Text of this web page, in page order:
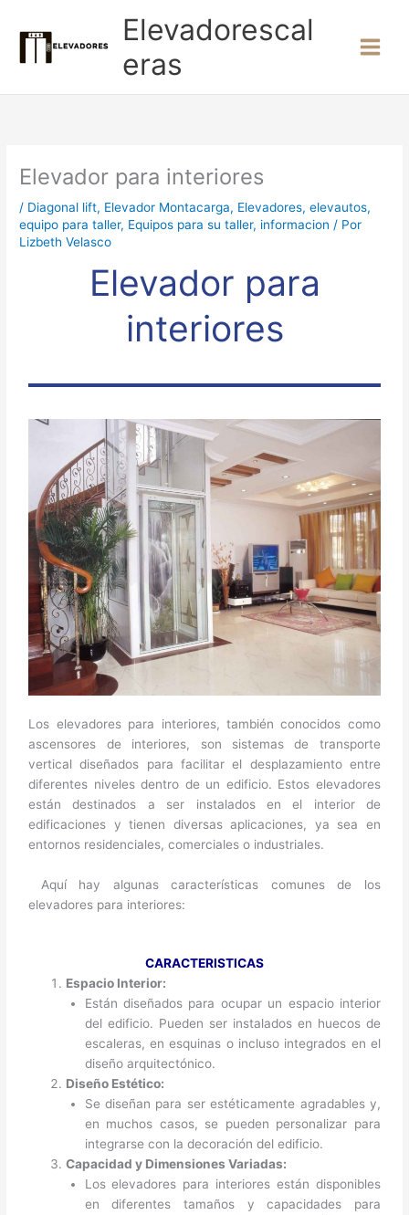
contenido
Elevadorescal
eras
Elevador para interiores
/ Diagonal lift, Elevador Montacarga, Elevadores,elevautos,
equipo para taller, Equipos para su taller, informacion / Por
Lizbeth Velasco
Elevador para
interiores
Los elevadores para interiores, también conocidos como
ascensores de interiores, son sistemas de transporte
vertical diseñados para facilitar el desplazamiento entre
diferentes niveles dentro de un edificio. Estos elevadores
están destinados a ser instalados en el interior de
edificaciones y tienen diversas aplicaciones, ya sea en
entornos residenciales, comerciales o industriales.
Aquí hay algunas características comunes de los
elevadores para interiores:
CARACTERISTICAS
Espacio Interior:
Están diseñados para ocupar un espacio interior
del edificio. Pueden ser instalados en huecos de
escaleras, en esquinas o incluso integrados en el
diseño arquitectónico.
Diseño Estético:
Se diseñan para ser estéticamente agradables y,
en muchos casos, se pueden personalizar para
integrarse con la decoración del edificio.
Capacidad y Dimensiones Variadas:
Los elevadores para interiores están disponibles
en diferentes tamaños y capacidades para